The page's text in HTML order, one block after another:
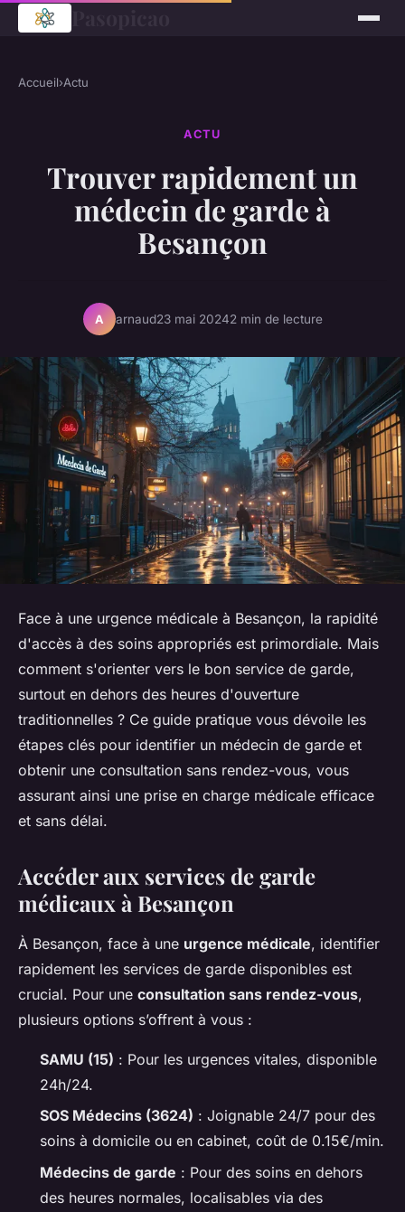
Accueil›Actu
ACTU
Trouver rapidement un
médecin de garde à
Besançon
A arnaud23 mai 20242 min de lecture
Face à une urgence médicale à Besançon, la rapidité
d'accès à des soins appropriés est primordiale. Mais
comment s'orienter vers le bon service de garde,
surtout en dehors des heures d'ouverture
traditionnelles ? Ce guide pratique vous dévoile les
étapes clés pour identifier un médecin de garde et
obtenir une consultation sans rendez-vous, vous
assurant ainsi une prise en charge médicale efficace
et sans délai.
Accéder aux services de garde
médicaux à Besançon
À Besançon, face à une urgence médicale, identifier
rapidement les services de garde disponibles est
crucial. Pour une consultation sans rendez-vous,
plusieurs options s’offrent à vous :
SAMU (15) : Pour les urgences vitales, disponible
24h/24.
SOS Médecins (3624) : Joignable 24/7 pour des
soins à domicile ou en cabinet, coût de 0.15€/min.
Médecins de garde : Pour des soins en dehors
des heures normales, localisables via des